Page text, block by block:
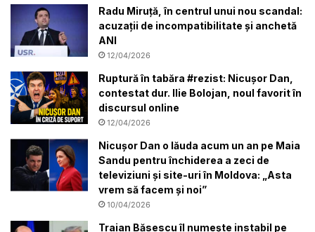
Radu Miruță, în centrul unui nou scandal:
acuzații de incompatibilitate și anchetă
ANI
12/04/2026
Ruptură în tabăra #rezist: Nicușor Dan,
contestat dur. Ilie Bolojan, noul favorit în
discursul online
12/04/2026
Nicușor Dan o lăuda acum un an pe Maia
Sandu pentru închiderea a zeci de
televiziuni și site-uri în Moldova: „Asta
vrem să facem și noi”
10/04/2026
Traian Băsescu îl numește instabil pe